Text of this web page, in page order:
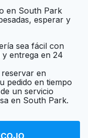
Ir al sitio web
Ir al sitio web
Ir al sitio web
en South Park
esperar y
sea fácil con
entrega en 24
reservar en
pedido en tiempo
un servicio
en South Park.